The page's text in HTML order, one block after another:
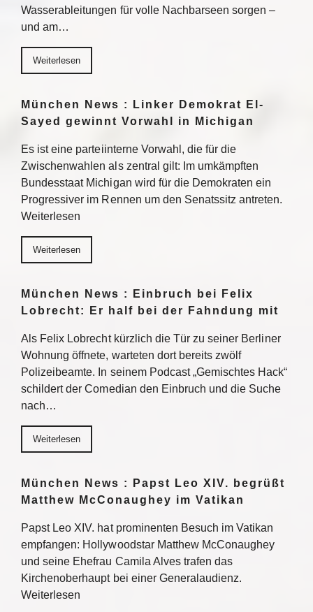
Wasserableitungen für volle Nachbarseen sorgen –
und am…
Weiterlesen
München News : Linker Demokrat El-
Sayed gewinnt Vorwahl in Michigan
Es ist eine parteiinterne Vorwahl, die für die
Zwischenwahlen als zentral gilt: Im umkämpften
Bundesstaat Michigan wird für die Demokraten ein
Progressiver im Rennen um den Senatssitz antreten.
Weiterlesen
Weiterlesen
München News : Einbruch bei Felix
Lobrecht: Er half bei der Fahndung mit
Als Felix Lobrecht kürzlich die Tür zu seiner Berliner
Wohnung öffnete, warteten dort bereits zwölf
Polizeibeamte. In seinem Podcast „Gemischtes Hack“
schildert der Comedian den Einbruch und die Suche
nach…
Weiterlesen
München News : Papst Leo XIV. begrüßt
Matthew McConaughey im Vatikan
Papst Leo XIV. hat prominenten Besuch im Vatikan
empfangen: Hollywoodstar Matthew McConaughey
und seine Ehefrau Camila Alves trafen das
Kirchenoberhaupt bei einer Generalaudienz.
Weiterlesen